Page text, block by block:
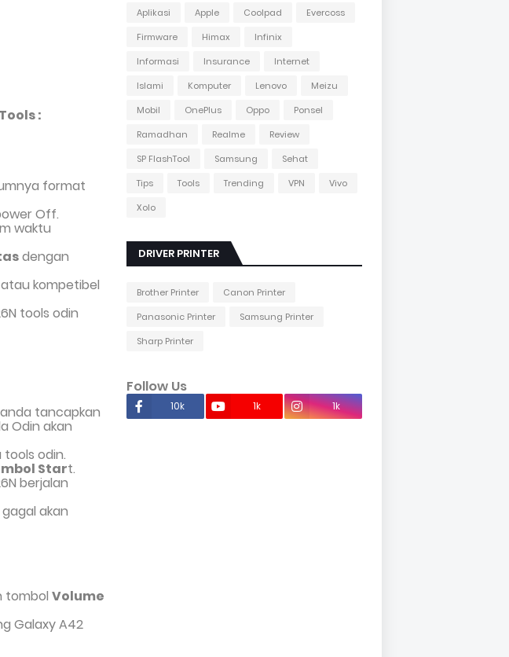
:
format
Off.
waktu
dengan
kompetibel
tools odin
tancapkan
Odin akan
tools odin.
Start.
berjalan
gagal akan
tombol Volume
Galaxy A42
Aplikasi
Apple Coolpad
Evercoss
Firmware
Himax
Infinix
Informasi
Insurance
Internet
Islami
Komputer Lenovo
Meizu
Mobil
OnePlus Oppo
Ponsel
Ramadhan
Realme
Review
SP FlashTool
Samsung
Sehat
Tips
Tools Trending VPN
Vivo
Xolo
DRIVER PRINTER
Brother Printer
Canon Printer
Panasonic Printer
Samsung Printer
Sharp Printer
Follow Us
10k 1k 1k